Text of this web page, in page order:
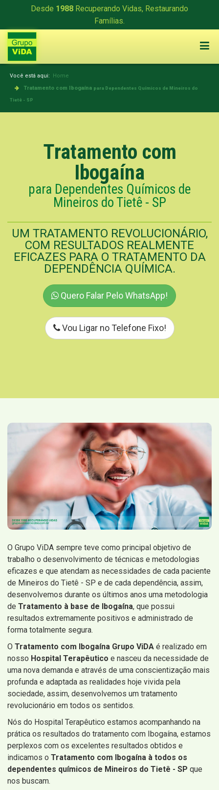
Desde 1988 Recuperando Vidas, Restaurando
Famílias.
Você está aqui: Home
Tratamento com Ibogaína para Dependentes Químicos de Mineiros do
Tietê - SP
Tratamento com
Ibogaína
para Dependentes Químicos de
Mineiros do Tietê - SP
UM TRATAMENTO REVOLUCIONÁRIO,
COM RESULTADOS REALMENTE
EFICAZES PARA O TRATAMENTO DA
DEPENDÊNCIA QUÍMICA.
Quero Falar Pelo WhatsApp!
Vou Ligar no Telefone Fixo!
O Grupo ViDA sempre teve como principal objetivo de
trabalho o desenvolvimento de técnicas e metodologias
eficazes e que atendam as necessidades de cada paciente
de Mineiros do Tietê - SP e de cada dependência, assim,
desenvolvemos durante os últimos anos uma metodologia
de Tratamento à base de Ibogaína, que possui
resultados extremamente positivos e administrado de
forma totalmente segura.
O Tratamento com Ibogaína Grupo ViDA é realizado em
nosso Hospital Terapêutico e nasceu da necessidade de
uma nova demanda e através de uma conscientização mais
profunda e adaptada as realidades hoje vivida pela
sociedade, assim, desenvolvemos um tratamento
revolucionário em todos os sentidos.
Nós do Hospital Terapêutico estamos acompanhando na
prática os resultados do tratamento com Ibogaína, estamos
perplexos com os excelentes resultados obtidos e
indicamos o Tratamento com Ibogaína à todos os
dependentes químicos de Mineiros do Tietê - SP que
nos buscam.